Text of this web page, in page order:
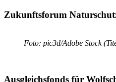
Zukunftsforum
Foto: pic3d/Adobe Stock
Ausgleichsfonds für